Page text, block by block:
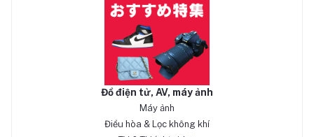
Đồ điện tử, AV, máy ảnh
Máy ảnh
Điều hòa & Lọc không khí